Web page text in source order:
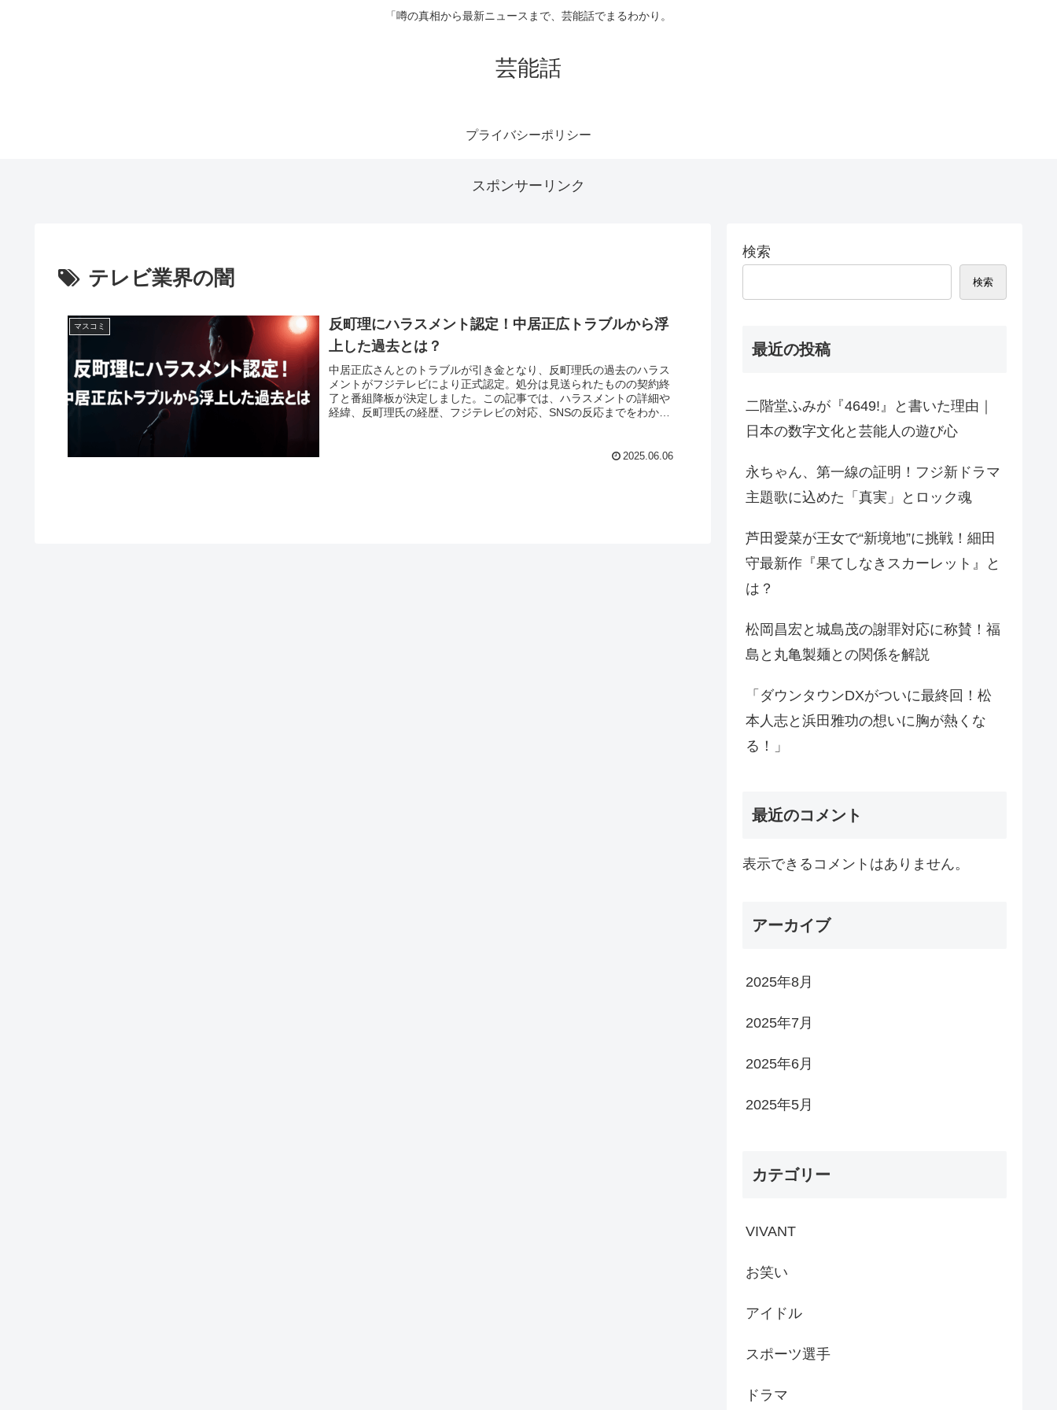
「噂の真相から最新ニュースまで、芸能話でまるわかり。
芸能話
プライバシーポリシー
スポンサーリンク
テレビ業界の闇
マスコミ
反町理にハラスメント認定！中居正広トラブルから浮
上した過去とは？
中居正広さんとのトラブルが引き金となり、反町理氏の過去のハラス
メントがフジテレビにより正式認定。処分は見送られたものの契約終
了と番組降板が決定しました。この記事では、ハラスメントの詳細や
経緯、反町理氏の経歴、フジテレビの対応、SNSの反応までをわかり
2025.06.06
検索
検索
最近の投稿
二階堂ふみが『4649!』と書いた理由｜
日本の数字文化と芸能人の遊び心
永ちゃん、第一線の証明！フジ新ドラマ
主題歌に込めた「真実」とロック魂
芦田愛菜が王女で“新境地”に挑戦！細田
守最新作『果てしなきスカーレット』と
は？
松岡昌宏と城島茂の謝罪対応に称賛！福
島と丸亀製麺との関係を解説
「ダウンタウンDXがついに最終回！松
本人志と浜田雅功の想いに胸が熱くな
る！」
最近のコメント
表示できるコメントはありません。
アーカイブ
2025年8月
2025年7月
2025年6月
2025年5月
カテゴリー
VIVANT
お笑い
アイドル
スポーツ選手
ドラマ